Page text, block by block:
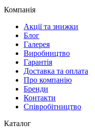
Компанія
Акції та знижки
Блог
Галерея
Виробництво
Гарантія
Доставка та оплата
Про компанію
Бренди
Контакти
Співробітництво
Каталог